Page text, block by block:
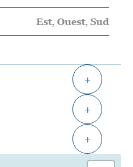
Est, Ouest, Sud
+
+
+